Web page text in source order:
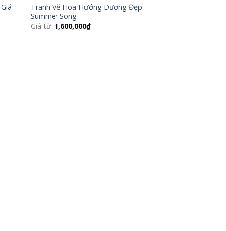
Tranh Vẽ Hoa Hướng Dương Đẹp –
Summer Song
Giá từ: 1,600,000₫